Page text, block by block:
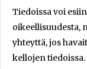
Tiedoissa voi
oikeellisuudesta,
yhteyttä, jos
kellojen tiedoissa.